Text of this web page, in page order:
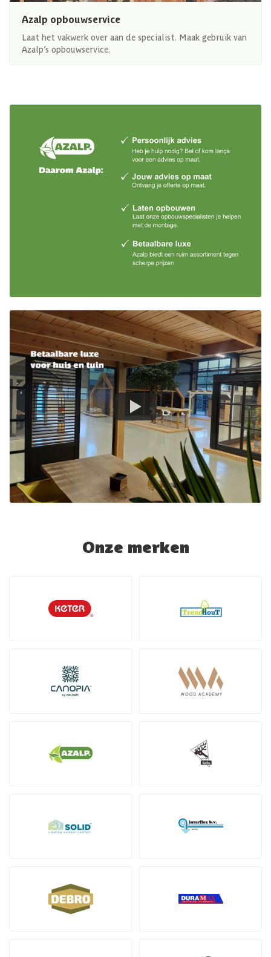
Azalp opbouwservice
Laat het vakwerk over aan de specialist. Maak gebruik van
Azalp’s opbouwservice.
Onze merken